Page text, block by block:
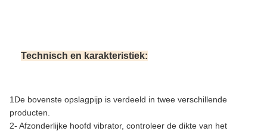
Technisch en karakteristiek:
1De bovenste opslagpijp is verdeeld in twee verschillende
producten.
2- Afzonderlijke hoofd vibrator, controleer de dikte van het